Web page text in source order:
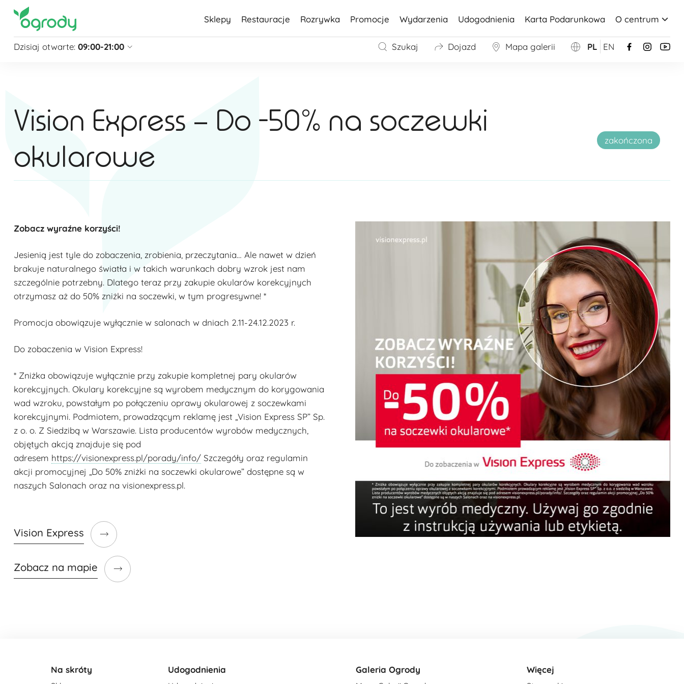
Sklepy Restauracje Rozrywka Promocje Wydarzenia Udogodnienia Karta Podarunkowa O centrum
Dzisiaj otwarte: 09:00-21:00
zobacz więcej »
Szukaj Dojazd Mapa galerii PL EN
Vision Express – Do -50% na soczewki
okularowe
zakończona
Zobacz wyraźne korzyści!
Jesienią jest tyle do zobaczenia, zrobienia, przeczytania… Ale nawet w dzień
brakuje naturalnego światła i w takich warunkach dobry wzrok jest nam
szczególnie potrzebny. Dlatego teraz przy zakupie okularów korekcyjnych
otrzymasz aż do 50% zniżki na soczewki, w tym progresywne! *
Promocja obowiązuje wyłącznie w salonach w dniach 2.11-24.12.2023 r.
Do zobaczenia w Vision Express!
* Zniżka obowiązuje wyłącznie przy zakupie kompletnej pary okularów
korekcyjnych. Okulary korekcyjne są wyrobem medycznym do korygowania
wad wzroku, powstałym po połączeniu oprawy okularowej z soczewkami
korekcyjnymi. Podmiotem, prowadzącym reklamę jest „Vision Express SP” Sp.
z o. o. Z Siedzibą w Warszawie. Lista producentów wyrobów medycznych,
objętych akcją znajduje się pod
adresem https://visionexpress.pl/porady/info/ Szczegóły oraz regulamin
akcji promocyjnej „Do 50% zniżki na soczewki okularowe” dostępne są w
naszych Salonach oraz na visionexpress.pl.
Vision Express
Zobacz na mapie
Na skróty Udogodnienia Galeria Ogrody Więcej